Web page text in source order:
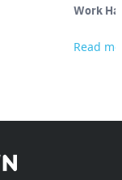
Work
Read